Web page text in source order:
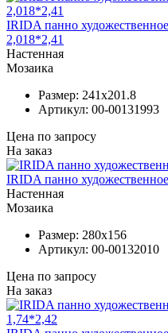
IRIDA панно
2,018*2,41
Настенная
Мозаика
Размер: 241x201.8
Артикул: 00-00131993
Цена по запросу
На заказ
IRIDA панно
Настенная
Мозаика
Размер: 280x156
Артикул: 00-00132010
Цена по запросу
На заказ